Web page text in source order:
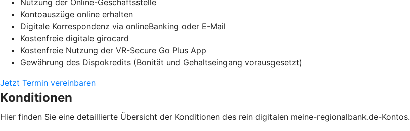
Kontoauszüge online erhalten
Digitale Korrespondenz via onlineBanking oder E-Mail
Kostenfreie digitale girocard
Kostenfreie Nutzung der VR-Secure Go Plus App
Gewährung des Dispokredits (Bonität und Gehaltseingang vorausgesetzt)
Jetzt Termin vereinbaren
Konditionen
Hier finden Sie eine detaillierte Übersicht der Konditionen des rein digitalen meine-regionalbank.de-Kontos.